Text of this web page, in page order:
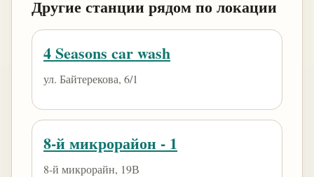
Другие станции рядом по локации
4 Seasons car wash
ул. Байтерекова, 6/1
8-й микрорайон - 1
8-й микрорайн, 19В